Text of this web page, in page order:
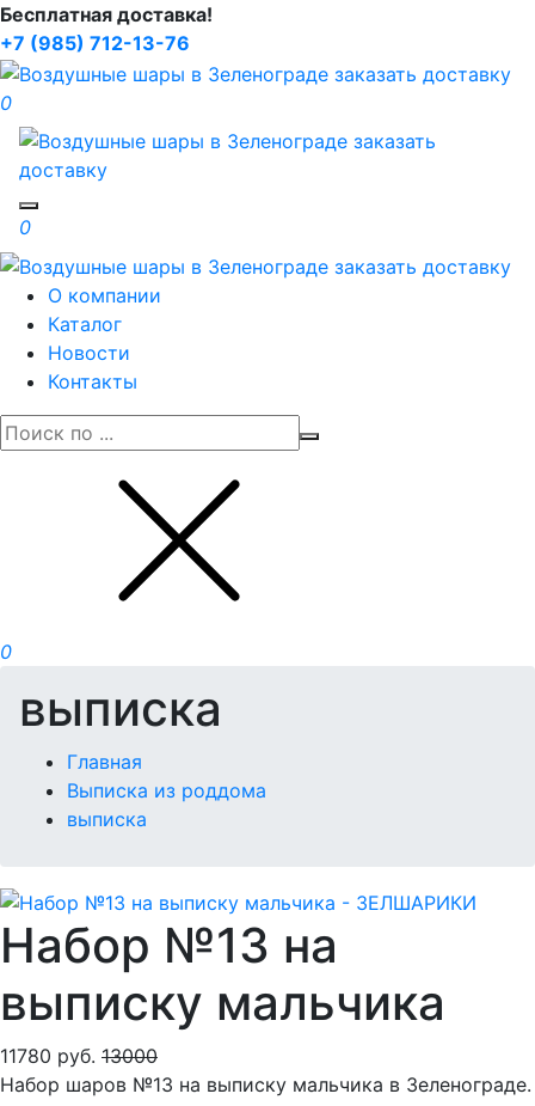
Бесплатная доставка!
+7 (985) 712-13-76
0
Toggle navigation
0
О компании
Каталог
Новости
Контакты
0
выписка
Главная
Выписка из роддома
выписка
Набор №13 на
выписку мальчика
11780 руб. 13000
Набор шаров №13 на выписку мальчика в Зеленограде.